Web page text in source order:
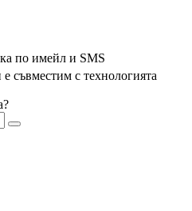
по имейл и SMS
съвместим с технологията